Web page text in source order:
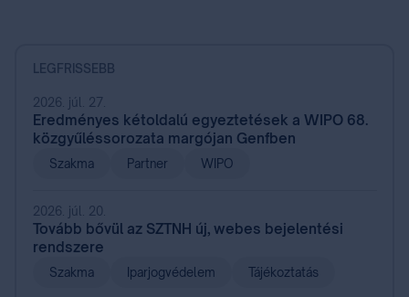
LEGFRISSEBB
2026. júl. 27.
Eredményes kétoldalú egyeztetések a WIPO 68.
közgyűléssorozata margójan Genfben
Szakma Partner WIPO
2026. júl. 20.
Tovább bővül az SZTNH új, webes bejelentési
rendszere
Szakma Iparjogvédelem Tájékoztatás